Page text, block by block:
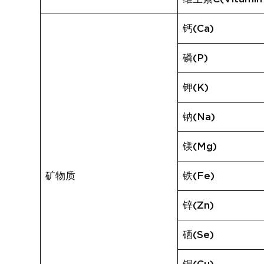
矿物质
钙(Ca)
磷(P)
钾(K)
钠(Na)
镁(Mg)
铁(Fe)
锌(Zn)
硒(Se)